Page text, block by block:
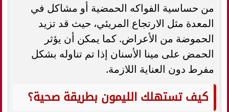
من حساسية الفواكه الحمضية أو مشاكل في
المعدة مثل الارتجاع المريئي، حيث قد تزيد
الحموضة من الأعراض. كما يمكن أن يؤثر
الحمض على مينا الأسنان إذا تم تناوله بشكل
مفرط دون العناية اللازمة.
كيف تستهلك الليمون بطريقة صحية؟